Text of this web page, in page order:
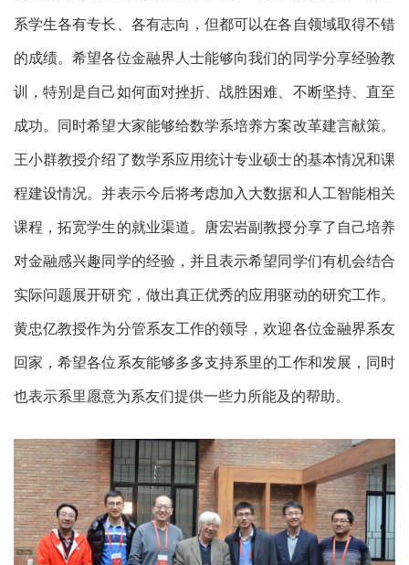
系学生各有专长、各有志向，但都可以在各自领域取得不错
的成绩。希望各位金融界人士能够向我们的同学分享经验教
训，特别是自己如何面对挫折、战胜困难、不断坚持、直至
成功。同时希望大家能够给数学系培养方案改革建言献策。
王小群教授介绍了数学系应用统计专业硕士的基本情况和课
程建设情况。并表示今后将考虑加入大数据和人工智能相关
课程，拓宽学生的就业渠道。唐宏岩副教授分享了自己培养
对金融感兴趣同学的经验，并且表示希望同学们有机会结合
实际问题展开研究，做出真正优秀的应用驱动的研究工作。
黄忠亿教授作为分管系友工作的领导，欢迎各位金融界系友
回家，希望各位系友能够多多支持系里的工作和发展，同时
也表示系里愿意为系友们提供一些力所能及的帮助。